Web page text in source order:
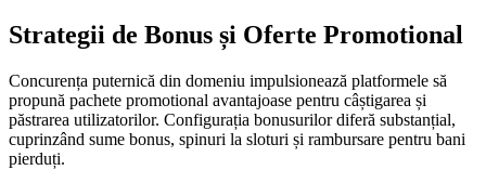
Strategii de Bonus și Oferte Promotional
Concurența puternică din domeniu impulsionează platformele să
propună pachete promotional avantajoase pentru câștigarea și
păstrarea utilizatorilor. Configurația bonusurilor diferă substanțial,
cuprinzând sume bonus, spinuri la sloturi și rambursare pentru bani
pierduți.